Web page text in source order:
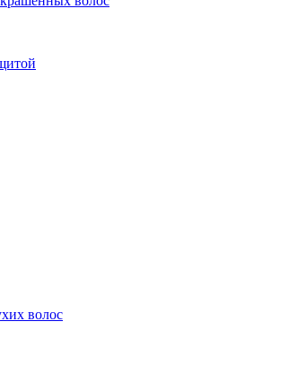
волос